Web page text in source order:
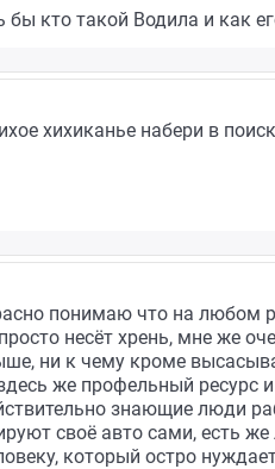
кто такой Водила и как
хихиканье набери в
понимаю что на любом
несёт хрень, мне же
ни к чему кроме
же профельный
знающие люди
своё авто сами, есть
который остро